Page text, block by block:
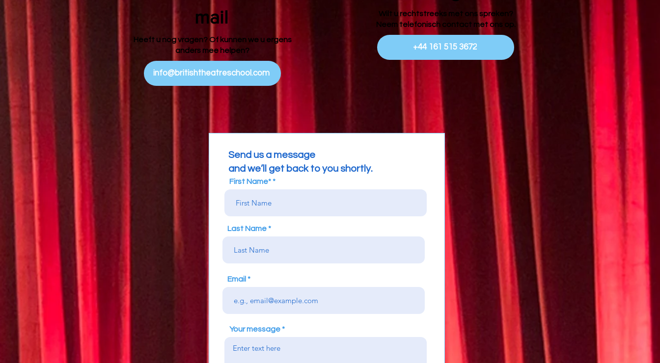
mail
Heeft u nog vragen? Of kunnen we u ergens
anders mee helpen?
info@britishtheatreschool.com
Wilt u rechtstreeks met ons spreken?
Neem telefonisch contact met ons op.
+44 161 515 3672
Send us a message
and we’ll get back to you shortly.
First Name*
Last Name
Email
Your message